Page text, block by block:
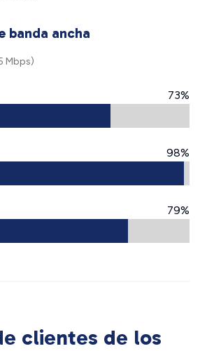
banda ancha
Mbps)
73%
98%
79%
clientes de los